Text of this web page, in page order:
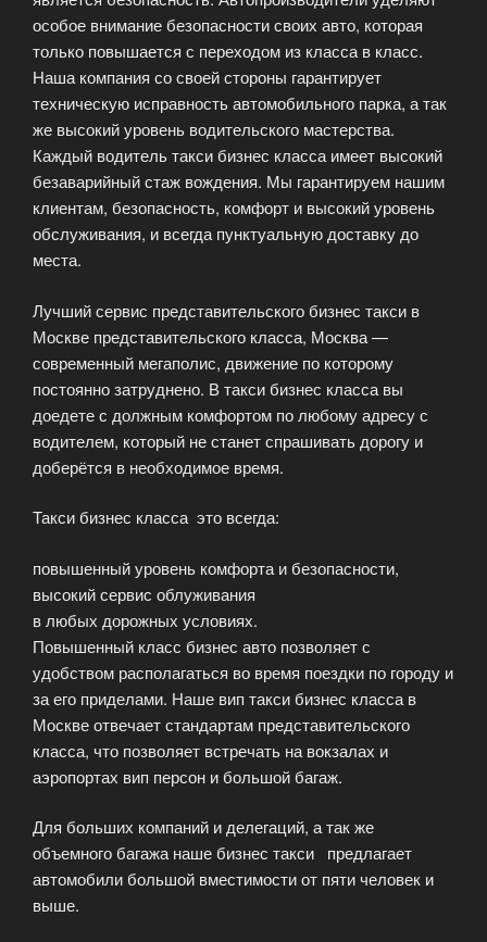
особое внимание безопасности своих авто, которая
только повышается с переходом из класса в класс.
Наша компания со своей стороны гарантирует
техническую исправность автомобильного парка, а так
же высокий уровень водительского мастерства.
Каждый водитель такси бизнес класса имеет высокий
безаварийный стаж вождения. Мы гарантируем нашим
клиентам, безопасность, комфорт и высокий уровень
обслуживания, и всегда пунктуальную доставку до
места.
Лучший сервис представительского бизнес такси в
Москве представительского класса, Москва —
современный мегаполис, движение по которому
постоянно затруднено. В такси бизнес класса вы
доедете с должным комфортом по любому адресу с
водителем, который не станет спрашивать дорогу и
доберётся в необходимое время.
Такси бизнес класса это всегда:
повышенный уровень комфорта и безопасности,
высокий сервис облуживания
в любых дорожных условиях.
Повышенный класс бизнес авто позволяет с
удобством располагаться во время поездки по городу и
за его приделами. Наше вип такси бизнес класса в
Москве отвечает стандартам представительского
класса, что позволяет встречать на вокзалах и
аэропортах вип персон и большой багаж.
Для больших компаний и делегаций, а так же
объемного багажа наше бизнес такси предлагает
автомобили большой вместимости от пяти человек и
выше.